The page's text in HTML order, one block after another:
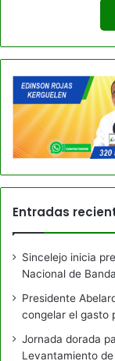
Entradas
Sincelejo inicia
Nacional de
Presidente
congelar el gasto
Jornada dorada
Levantamiento